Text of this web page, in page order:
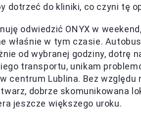
dotrzeć do kliniki, co czyni tę
odwiedzić ONYX w
właśnie w tym czasie.
od wybranej godziny, dotrę
transportu, unikam
centrum Lublina. Bez
dobrze skomunikowana
jeszcze większego uroku.